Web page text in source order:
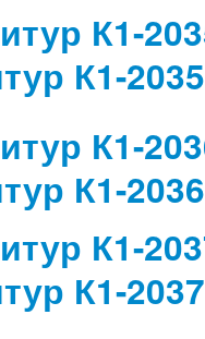
К1-2035
К1-2036
К1-2037